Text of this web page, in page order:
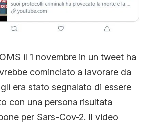
il 1 novembre in un tweet ha
cominciato a lavorare da
era stato segnalato di essere
con una persona risultata
per Sars-Cov-2. Il video